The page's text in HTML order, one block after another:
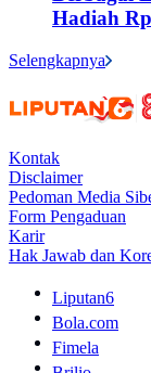
Hadiah
Selengkapnya
Kontak
Disclaimer
Pedoman Media
Form Pengaduan
Karir
Hak Jawab dan
Liputan6
Bola.com
Fimela